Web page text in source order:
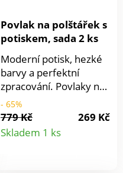
Povlak na polštářek s
potiskem, sada 2 ks
Moderní potisk, hezké
barvy a perfektní
zpracování. Povlaky na
dekorační polštářky
Vám vždy udělají radost
a osvěží atmosféru
Vašeho domova. Dobře
- 65%
779 Kč
269 Kč
Skladem 1 ks
Detail